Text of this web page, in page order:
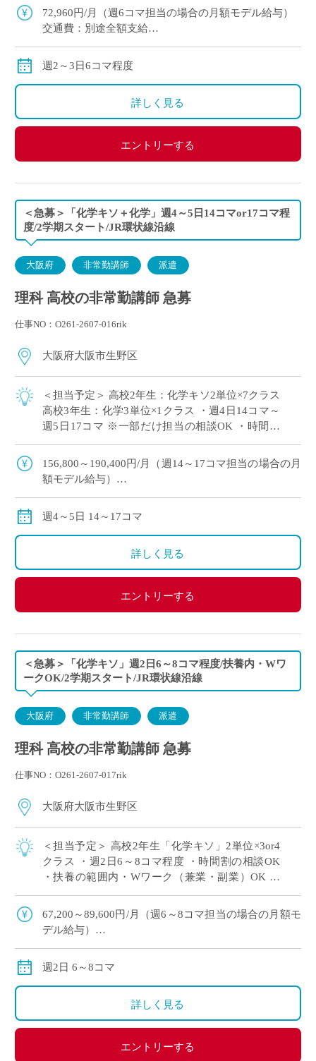
学期スタート ・兵庫県西宮市エリ […]
72,960円/月（週6コマ担当の場合の月額モデル給与）
交通費：別途全額支給
算になります
週2～3日6コマ程度
詳しく見る
エントリーする
＜急募＞「化学キソ＋化学」週4～5日14コマor17コマ程
度/2学期スタート/JR環状線沿線
大阪府 非常勤講師 派遣
理科 高校の非常勤講師 急募
仕事NO：O261-2607-016rik
大阪府大阪市生野区
＜担当予定＞ 高校2年生：化学キソ2単位×7クラス
高校3年生：化学3単位×1クラス ・週4日14コマ～
週5日17コマ ※一部だけ担当の相談OK ・時間割
科の非常勤講師で勤務 […]
156,800～190,400円/月（週14～17コマ担当の場合の月
額モデル給与）
※月の途中からご勤務開始の場合は、日割計算になり
週4～5日 14～17コマ
詳しく見る
エントリーする
＜急募＞「化学キソ」週2日6～8コマ程度/扶養内・Wワ
ークOK/2学期スタート/JR環状線沿線
大阪府 非常勤講師 派遣
理科 高校の非常勤講師 急募
仕事NO：O261-2607-017rik
大阪府大阪市生野区
＜担当予定＞ 高校2年生「化学キソ」2単位×3or4
クラス ・週2日6～8コマ程度 ・時間割の相談OK
・扶養の範囲内・Wワーク（兼業・副業）OK ・
師で勤務いただける方を募集 […]
67,200～89,600円/月（週6～8コマ担当の場合の月額モ
デル給与）
※月の途中からご勤務開始の場合は、日割計算になり
週2日 6～8コマ
詳しく見る
エントリーする